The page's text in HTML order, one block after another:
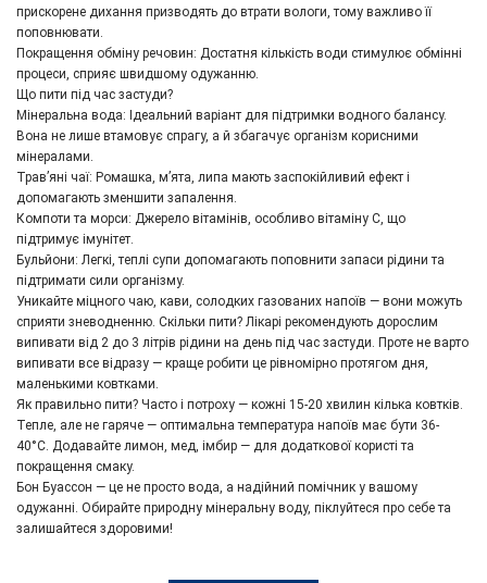
прискорене дихання призводять до втрати вологи, тому важливо її
поповнювати.
Покращення обміну речовин: Достатня кількість води стимулює обмінні
процеси, сприяє швидшому одужанню.
Що пити під час застуди?
Мінеральна вода: Ідеальний варіант для підтримки водного балансу.
Вона не лише втамовує спрагу, а й збагачує організм корисними
мінералами.
Трав’яні чаї: Ромашка, м’ята, липа мають заспокійливий ефект і
допомагають зменшити запалення.
Компоти та морси: Джерело вітамінів, особливо вітаміну С, що
підтримує імунітет.
Бульйони: Легкі, теплі супи допомагають поповнити запаси рідини та
підтримати сили організму.
Уникайте міцного чаю, кави, солодких газованих напоїв — вони можуть
сприяти зневодненню. Скільки пити? Лікарі рекомендують дорослим
випивати від 2 до 3 літрів рідини на день під час застуди. Проте не варто
випивати все відразу — краще робити це рівномірно протягом дня,
маленькими ковтками.
Як правильно пити? Часто і потроху — кожні 15-20 хвилин кілька ковтків.
Тепле, але не гаряче — оптимальна температура напоїв має бути 36-
40°C. Додавайте лимон, мед, імбир — для додаткової користі та
покращення смаку.
Бон Буассон — це не просто вода, а надійний помічник у вашому
одужанні. Обирайте природну мінеральну воду, піклуйтеся про себе та
залишайтеся здоровими!